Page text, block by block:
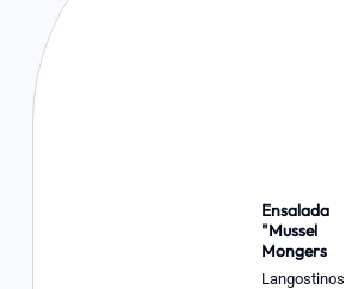
Ensalada
"Mussel
Mongers
Langostinos